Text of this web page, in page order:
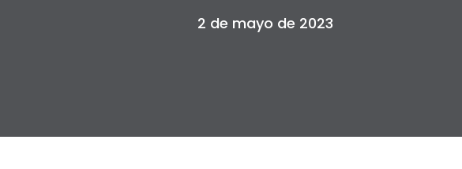
2 de mayo de 2023